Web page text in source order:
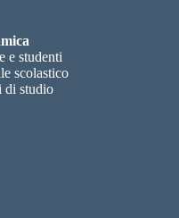
e studenti
scolastico
di studio